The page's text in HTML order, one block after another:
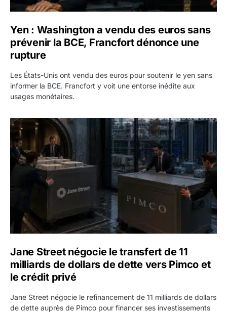
Yen : Washington a vendu des euros sans
prévenir la BCE, Francfort dénonce une
rupture
Les États-Unis ont vendu des euros pour soutenir le yen sans
informer la BCE. Francfort y voit une entorse inédite aux
usages monétaires.
Jane Street négocie le transfert de 11 milliards de
Jane Street négocie le transfert de 11
milliards de dollars de dette vers Pimco et
le crédit privé
Jane Street négocie le refinancement de 11 milliards de dollars
de dette auprès de Pimco pour financer ses investissements